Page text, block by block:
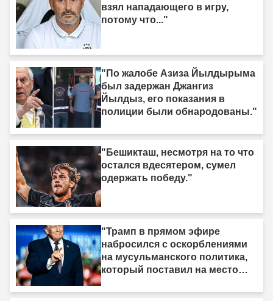
взял нападающего в игру,
потому что..."
"По жалобе Азиза Йылдырыма
был задержан Джангиз
Йылдыз, его показания в
полиции были обнародованы."
"Бешикташ, несмотря на то что
остался вдесятером, сумел
одержать победу."
"Трамп в прямом эфире
набросился с оскорблениями
на мусульманского политика,
который поставил на место
смотрю на него, я вижу только